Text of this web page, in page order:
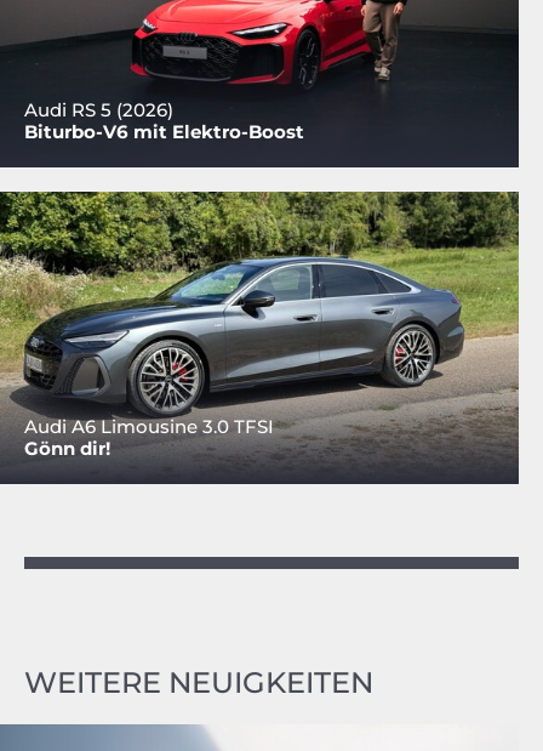
Audi RS 5 (2026)
Biturbo-V6 mit Elektro-Boost
Audi A6 Limousine 3.0 TFSI
Gönn dir!
WEITERE NEUIGKEITEN